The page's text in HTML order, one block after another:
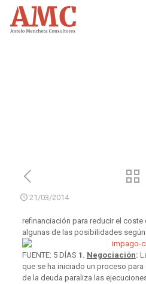
21/03/2014
refinanciación para reducir el
algunas de las posibilidades
FUENTE: 5 DÍAS 1. Negociación:
que se ha iniciado un proceso
de la deuda paraliza las